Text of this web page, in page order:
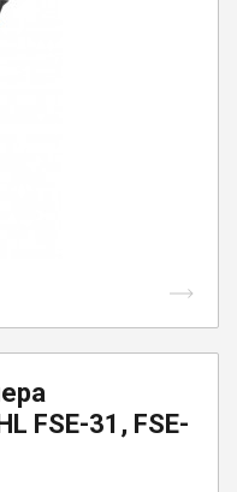
FSE-31, FSE-